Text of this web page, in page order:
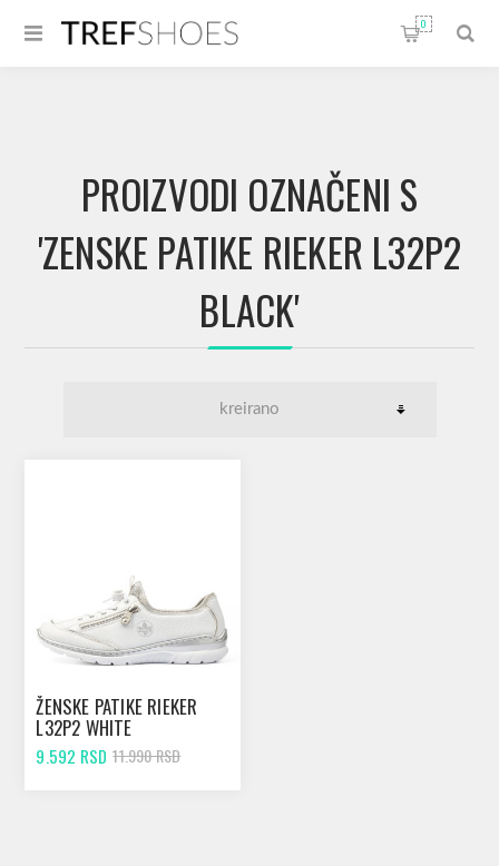
0
PROIZVODI OZNAČENI S
'ZENSKE PATIKE RIEKER L32P2
BLACK'
ŽENSKE PATIKE RIEKER
L32P2 WHITE
9.592 RSD 11.990 RSD